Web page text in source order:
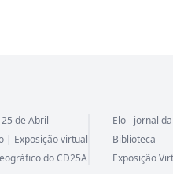
de Abril
| Exposição virtual
do CD25A
Elo - jornal
Biblioteca
Exposição